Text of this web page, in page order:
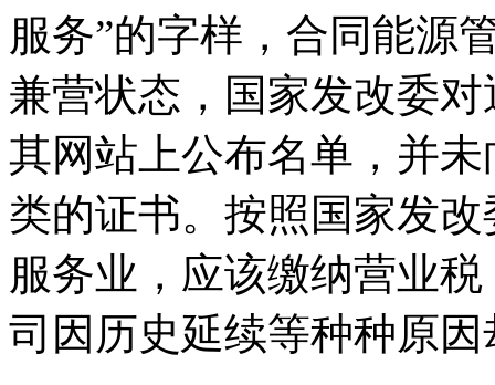
服务”的字样，合同能源
兼营状态，国家发改委
其网站上公布名单，并
类的证书。按照国家发
服务业，应该缴纳营业
司因历史延续等种种原